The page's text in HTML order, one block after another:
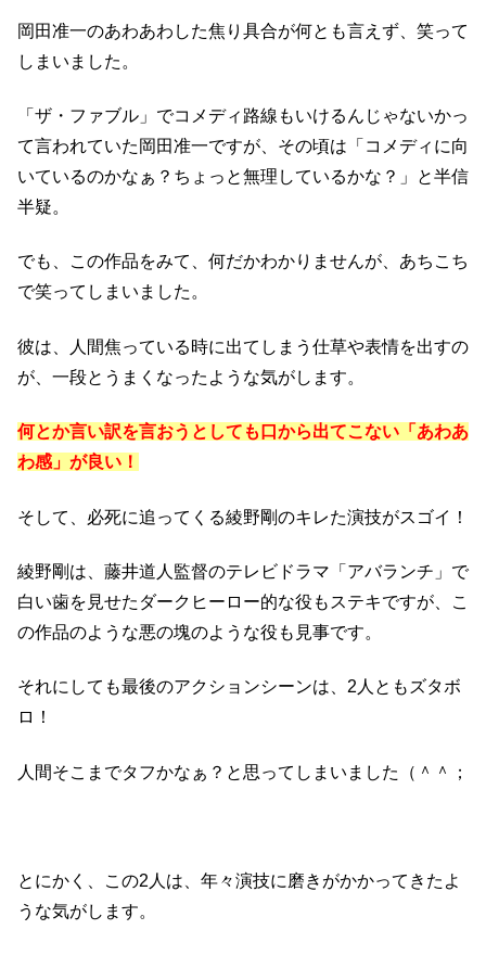
岡田准一のあわあわした焦り具合が何とも言えず、笑って
しまいました。
「ザ・ファブル」でコメディ路線もいけるんじゃないかっ
て言われていた岡田准一ですが、その頃は「コメディに向
いているのかなぁ？ちょっと無理しているかな？」と半信
半疑。
でも、この作品をみて、何だかわかりませんが、あちこち
で笑ってしまいました。
彼は、人間焦っている時に出てしまう仕草や表情を出すの
が、一段とうまくなったような気がします。
何とか言い訳を言おうとしても口から出てこない「あわあ
わ感」が良い！
そして、必死に追ってくる綾野剛のキレた演技がスゴイ！
綾野剛は、藤井道人監督のテレビドラマ「アバランチ」で
白い歯を見せたダークヒーロー的な役もステキですが、こ
の作品のような悪の塊のような役も見事です。
それにしても最後のアクションシーンは、2人ともズタボ
ロ！
人間そこまでタフかなぁ？と思ってしまいました（＾＾；
とにかく、この2人は、年々演技に磨きがかかってきたよ
うな気がします。